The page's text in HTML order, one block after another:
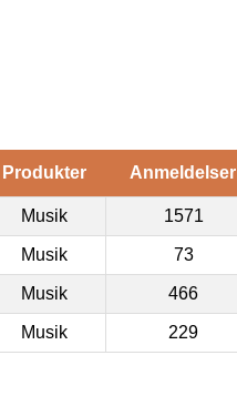
Produkter Anmeldelser
Musik 1571
Musik 73
Musik 466
Musik 229